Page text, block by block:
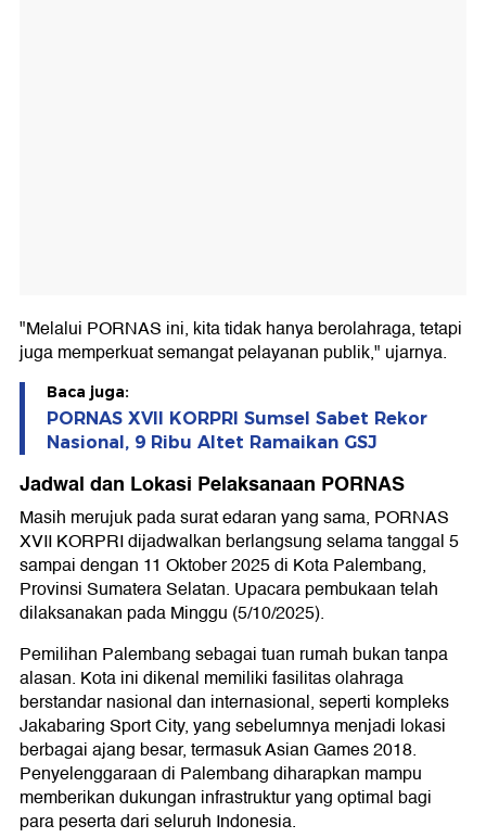
"Melalui PORNAS ini, kita tidak hanya berolahraga, tetapi
juga memperkuat semangat pelayanan publik," ujarnya.
Baca juga:
PORNAS XVII KORPRI Sumsel Sabet Rekor
Nasional, 9 Ribu Altet Ramaikan GSJ
Jadwal dan Lokasi Pelaksanaan PORNAS
Masih merujuk pada surat edaran yang sama, PORNAS
XVII KORPRI dijadwalkan berlangsung selama tanggal 5
sampai dengan 11 Oktober 2025 di Kota Palembang,
Provinsi Sumatera Selatan. Upacara pembukaan telah
dilaksanakan pada Minggu (5/10/2025).
Pemilihan Palembang sebagai tuan rumah bukan tanpa
alasan. Kota ini dikenal memiliki fasilitas olahraga
berstandar nasional dan internasional, seperti kompleks
Jakabaring Sport City, yang sebelumnya menjadi lokasi
berbagai ajang besar, termasuk Asian Games 2018.
Penyelenggaraan di Palembang diharapkan mampu
memberikan dukungan infrastruktur yang optimal bagi
para peserta dari seluruh Indonesia.